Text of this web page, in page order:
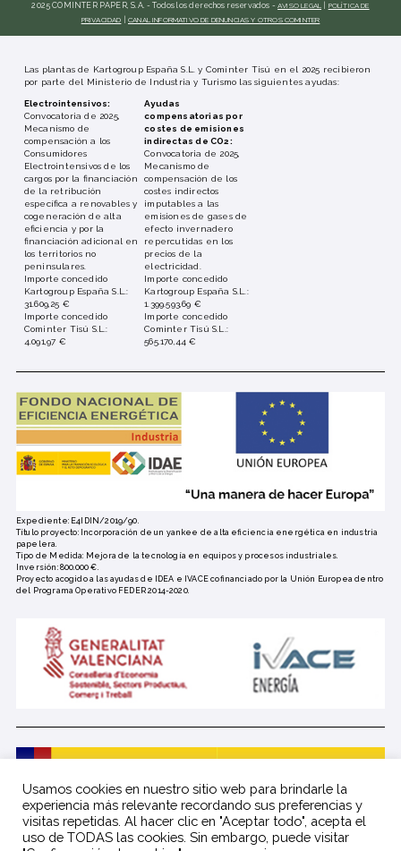
2025 COMINTER PAPER, S.A. - Todos los derechos reservados -AVISO LEGAL
POLÍTICA DE
PRIVACIDAD
CANAL INFORMATIVO DE DENUNCIAS Y OTROS COMINTER
Las plantas de Kartogroup España S.L. y Cominter Tisú en el 2025 recibieron
por parte del Ministerio de Industria y Turismo las siguientes ayudas:
Electrointensivos:
Convocatoria de 2025,
Mecanismo de
compensación a los
Consumidores
Electrointensivos de los
cargos por la financiación
de la retribución
específica a renovables y
cogeneración de alta
eficiencia y por la
financiación adicional en
los territorios no
peninsulares.
Importe concedido
Kartogroup España S.L.:
31.609,25 €
Importe concedido
Cominter Tisú S.L.:
4.091,97 €
Ayudas
compensatorias por
costes de emisiones
indirectas de CO2:
Convocatoria de 2025,
Mecanismo de
compensación de los
costes indirectos
imputables a las
emisiones de gases de
efecto invernadero
repercutidas en los
precios de la
electricidad.
Importe concedido
Kartogroup España S.L.:
1.399.593,69 €
Importe concedido
Cominter Tisú S.L.:
565.170,44 €
Expediente: E4IDIN/2019/90.
Título proyecto: Incorporación de un yankee de alta eficiencia energética en industria
papelera.
Tipo de Medida: Mejora de la tecnología en equipos y procesos industriales.
Inversión: 800.000 €.
Proyecto acogido a las ayudas de IDEA e IVACE cofinanciado por la Unión Europea dentro
del Programa Operativo FEDER 2014-2020.
Usamos cookies en nuestro sitio web para brindarle la
experiencia más relevante recordando sus preferencias y
visitas repetidas. Al hacer clic en "Aceptar todo", acepta el
uso de TODAS las cookies. Sin embargo, puede visitar